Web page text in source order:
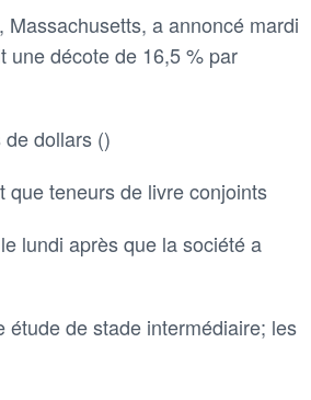
a annoncé mardi
une décote de 16,5 % par
dollars ()
que teneurs de livre conjoints
lundi après que la société a
de stade intermédiaire; les